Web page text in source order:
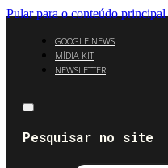
Pular para o conteúdo principal
GOOGLE NEWS
MÍDIA KIT
NEWSLETTER
Pesquisar no site